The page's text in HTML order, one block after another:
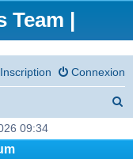
Team |
Connexion
Inscription
09:34